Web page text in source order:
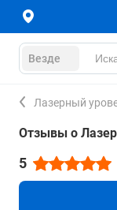
Везде
Лазерный
Отзывы о
5